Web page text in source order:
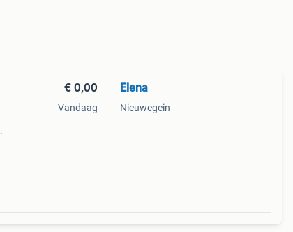
€ 0,00
Vandaag
Elena
Nieuwegein